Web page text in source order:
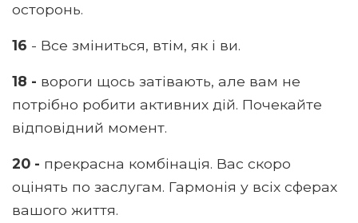
осторонь.
16 - Все зміниться, втім, як і ви.
18 - вороги щось затівають, але вам не
потрібно робити активних дій. Почекайте
відповідний момент.
20 - прекрасна комбінація. Вас скоро
оцінять по заслугам. Гармонія у всіх сферах
вашого життя.